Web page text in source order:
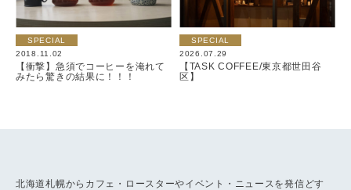
SPECIAL
2018.11.02
【衝撃】急須でコーヒーを淹れて
みたら驚きの結果に！！！
SPECIAL
2026.07.29
【TASK COFFEE/東京都世田谷
区】
北海道札幌からカフェ・ロースターやイベント・ニュースを発信どす